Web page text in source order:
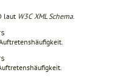
laut W3C XML Schema.